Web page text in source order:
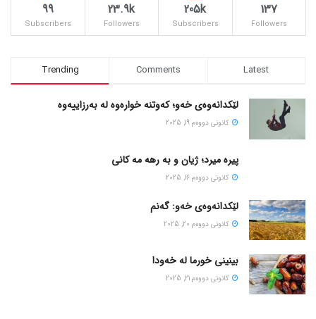
137
Followers
205k
Subscribers
23.9k
Followers
99
Subscribers
Trending Comments Latest
لێکدانەوەی خەو؛ کەوتنە خوارەوە لە بەرزاییەوە
كانونی دووه‌م 19, 2025
پیره میرد؛ ژیان و به رهه مه کانی
كانونی دووه‌م 16, 2025
لێکدانەوەی خەو: گەنم
كانونی دووه‌م 20, 2025
بینینی خورما لە خەودا
كانونی دووه‌م 21, 2025